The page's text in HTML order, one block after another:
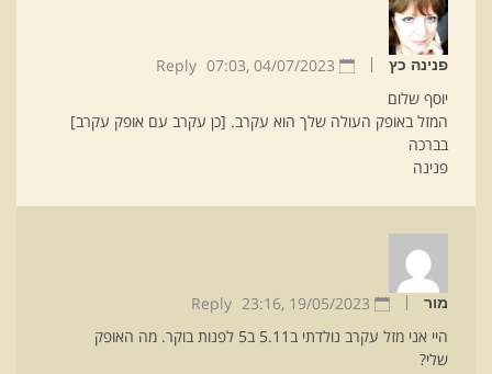
פנינה כץ 04/07/2023 ,
07:03
Reply
יוסף שלום
המזל באופק העולה שלך הוא עקרב. [כן עקרב עם אופק עקרב]
בברכה
פנינה
מור 19/05/2023 ,
23:16
Reply
היי אני מזל עקרב נולדתי ב5.11 ב5 לפנות בוקר. מה האופק
שלי?